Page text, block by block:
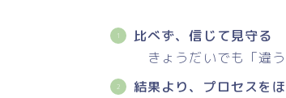
比べず、信じて見守る
きょうだいでも「違
結果より、プロセスを